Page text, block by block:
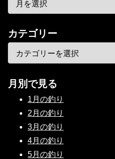
カテゴリー
月別で見る
1月の釣り
2月の釣り
3月の釣り
4月の釣り
5月の釣り